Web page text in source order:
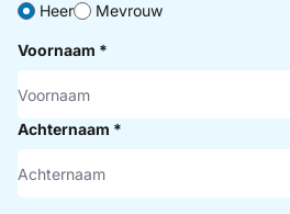
Heer
Mevrouw
Voornaam *
Achternaam *